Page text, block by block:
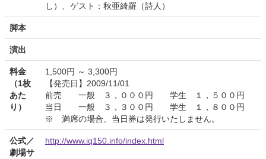
し）、ゲスト：秋亜綺羅（詩人）
脚本
演出
料金
（1枚
あた
り）
1,500円 ～ 3,300円
【発売日】2009/11/01
前売 一般 ３，０００円 学生 １，５００円
当日 一般 ３，３００円 学生 １，８００円
※ 満席の場合、当日券は発行いたしません。
公式／
劇場サ
http://www.iq150.info/index.html